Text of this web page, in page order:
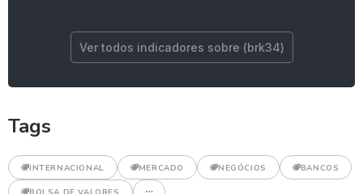
Ver todos indicadores sobre (brk34)
Tags
INTERNACIONAL MERCADO NEGÓCIOS BANCOS